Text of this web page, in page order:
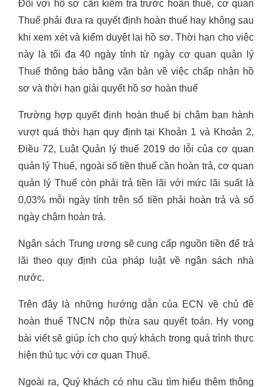
Đối với hồ sơ cần kiểm tra trước hoàn thuế, cơ quan
Thuế phải đưa ra quyết định hoàn thuế hay không sau
khi xem xét và kiểm duyệt lại hồ sơ. Thời hạn cho việc
này là tối đa 40 ngày tính từ ngày cơ quan quản lý
Thuế thông báo bằng văn bản về việc chấp nhận hồ
sơ và thời hạn giải quyết hồ sơ hoàn thuế
Trường hợp quyết định hoàn thuế bị chậm ban hành
vượt quá thời hạn quy định tại Khoản 1 và Khoản 2,
Điều 72, Luật Quản lý thuế 2019 do lỗi của cơ quan
quản lý Thuế, ngoài số tiền thuế cần hoàn trả, cơ quan
quản lý Thuế còn phải trả tiền lãi với mức lãi suất là
0,03% mỗi ngày tính trên số tiền phải hoàn trả và số
ngày chậm hoàn trả.
Ngân sách Trung ương sẽ cung cấp nguồn tiền để trả
lãi theo quy định của pháp luật về ngân sách nhà
nước.
Trên đây là những hướng dẫn của ECN về chủ đề
hoàn thuế TNCN nộp thừa sau quyết toán. Hy vọng
bài viết sẽ giúp ích cho quý khách trong quá trình thực
hiện thủ tục với cơ quan Thuế.
Ngoài ra, Quý khách có nhu cầu tìm hiểu thêm thông